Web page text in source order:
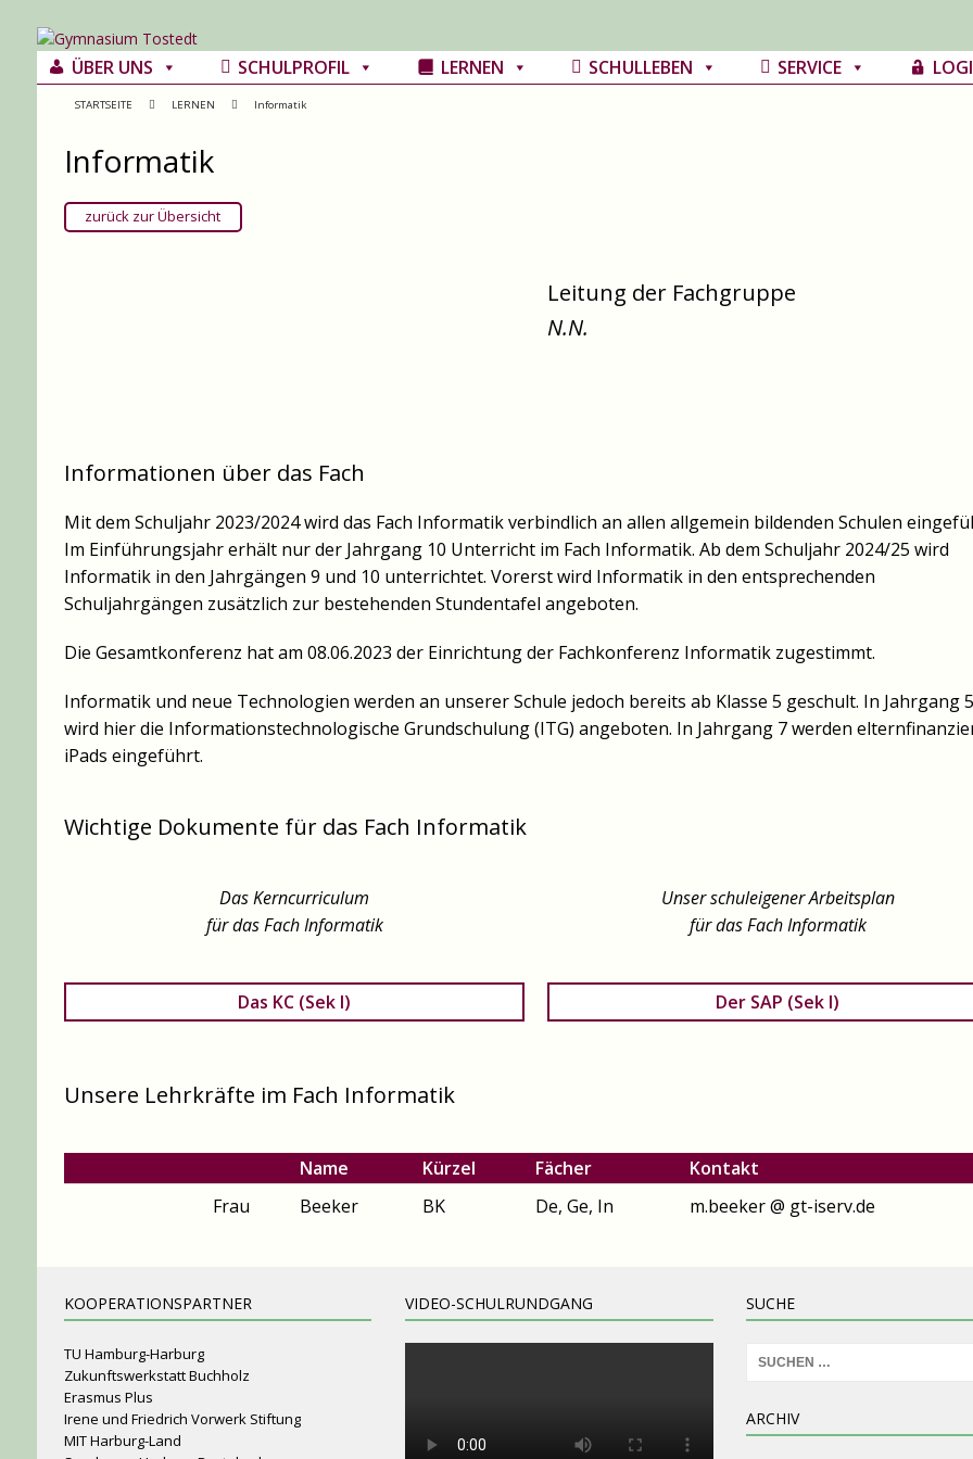
ÜBER UNS SCHULPROFIL LERNEN SCHULLEBEN SERVICE
STARTSEITE LERNEN Informatik
Informatik
zurück zur Übersicht
Leitung der Fachgruppe
N.N.
Informationen über das Fach
Mit dem Schuljahr 2023/2024 wird das Fach Informatik verbindlich an allen allgemein bildenden Schulen
Im Einführungsjahr erhält nur der Jahrgang 10 Unterricht im Fach Informatik. Ab dem Schuljahr 2024/25 wird
Informatik in den Jahrgängen 9 und 10 unterrichtet. Vorerst wird Informatik in den entsprechenden
Schuljahrgängen zusätzlich zur bestehenden Stundentafel angeboten.
Die Gesamtkonferenz hat am 08.06.2023 der Einrichtung der Fachkonferenz Informatik zugestimmt.
Informatik und neue Technologien werden an unserer Schule jedoch bereits ab Klasse 5 geschult. In Jahrgang 5
wird hier die Informationstechnologische Grundschulung (ITG) angeboten. In Jahrgang 7 werden
iPads eingeführt.
Wichtige Dokumente für das Fach Informatik
Das Kerncurriculum
für das Fach Informatik
Unser schuleigener Arbeitsplan
für das Fach Informatik
Das KC (Sek I) Der SAP (Sek I)
Unsere Lehrkräfte im Fach Informatik
Name Kürzel Fächer
Kontakt
Frau
Beeker BK De, Ge, In m.beeker @ gt-iserv.de
KOOPERATIONSPARTNER
TU Hamburg-Harburg
Zukunftswerkstatt Buchholz
Erasmus Plus
Irene und Friedrich Vorwerk Stiftung
MIT Harburg-Land
VIDEO-SCHULRUNDGANG SUCHE
ARCHIV